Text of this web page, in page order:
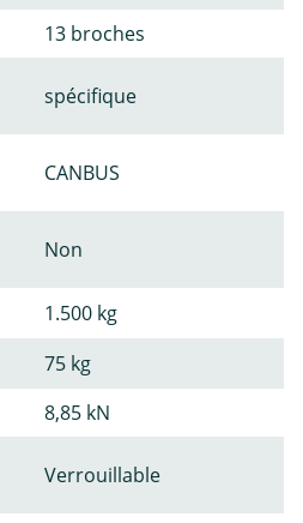
13 broches
spécifique
CANBUS
Non
1.500 kg
75 kg
8,85 kN
Verrouillable